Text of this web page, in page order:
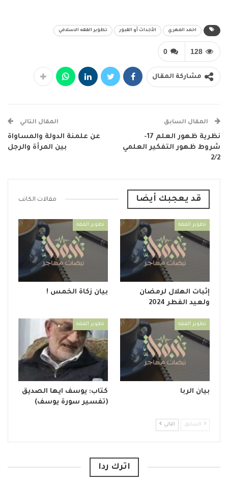
احمد المهري الأجداث أو القبور تطوير الفقه الاسلامي
0 128
مشاركة المقال
المقال السابق
نظرية ظهور العلم 17-
شروط ظهور التفكير العلمي
2/2
المقال التالي
عن علمنة الدولة والمساواة
بين المرأة والرجل
قد يعجبك أيضا مقالات الكاتب
تطوير الفقه
إثبات الهلال لرمضان
ولعيد الفطر 2024
تطوير الفقه
بيان زكاة الخمس !
تطوير الفقه
بيان الربا
تطوير الفقه
كتاب: يوسف ايها الصديق
(تفسير سورة يوسف)
السابق التالي
اترك ردا